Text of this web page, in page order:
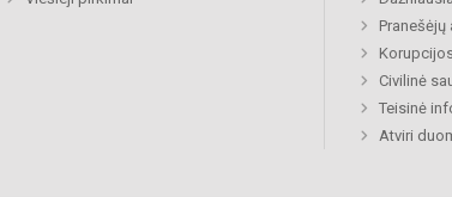
Pranešėjų
Civilinė
Teisinė
Atviri